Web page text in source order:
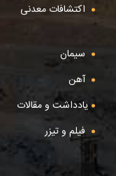
اکتشافات معدنی
سیمان
آهن
یادداشت و مقالات
فیلم و تیزر